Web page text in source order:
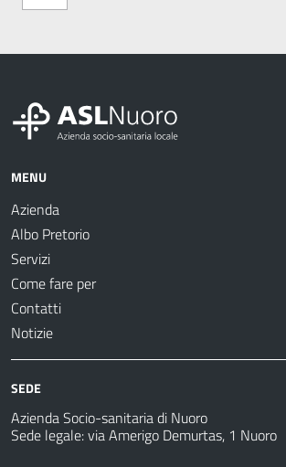
MENU
Azienda
Albo Pretorio
Servizi
Come fare per
Contatti
Notizie
SEDE
Azienda Socio-sanitaria di Nuoro
Sede legale: via Amerigo Demurtas, 1 Nuoro